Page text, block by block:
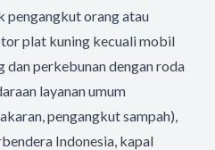
pengangkut orang atau
plat kuning kecuali mobil
dan perkebunan dengan roda
layanan umum
pengangkut sampah),
Indonesia, kapal